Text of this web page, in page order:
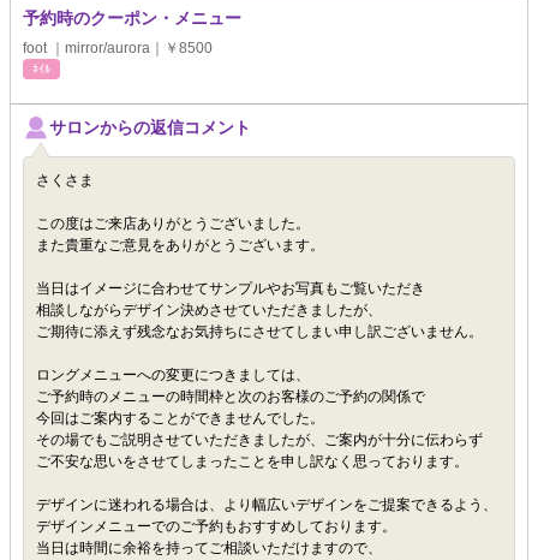
予約時のクーポン・メニュー
foot ｜mirror/aurora｜￥8500
ﾈｲﾙ
サロンからの返信コメント
さくさま
この度はご来店ありがとうございました。
また貴重なご意見をありがとうございます。
当日はイメージに合わせてサンプルやお写真もご覧いただき
相談しながらデザイン決めさせていただきましたが、
ご期待に添えず残念なお気持ちにさせてしまい申し訳ございません。
ロングメニューへの変更につきましては、
ご予約時のメニューの時間枠と次のお客様のご予約の関係で
今回はご案内することができませんでした。
その場でもご説明させていただきましたが、ご案内が十分に伝わらず
ご不安な思いをさせてしまったことを申し訳なく思っております。
デザインに迷われる場合は、より幅広いデザインをご提案できるよう、
デザインメニューでのご予約もおすすめしております。
当日は時間に余裕を持ってご相談いただけますので、